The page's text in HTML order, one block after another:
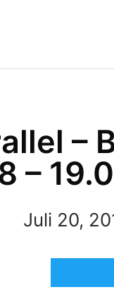
–
–
Juli 20,